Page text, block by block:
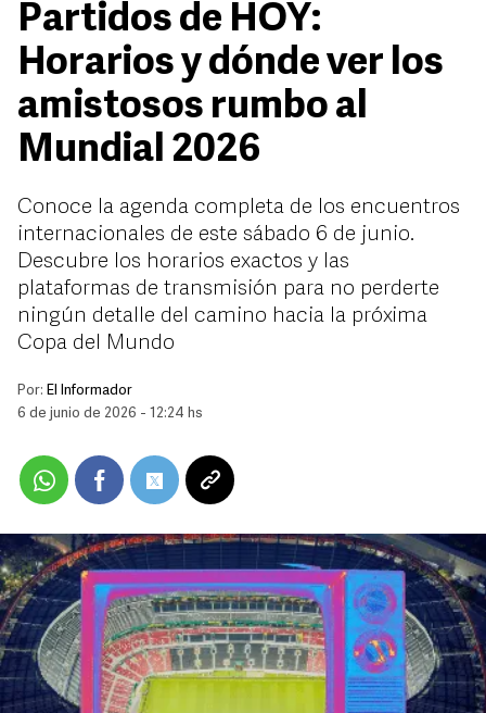
Partidos de HOY:
Horarios y dónde ver los
amistosos rumbo al
Mundial 2026
Conoce la agenda completa de los encuentros
internacionales de este sábado 6 de junio.
Descubre los horarios exactos y las
plataformas de transmisión para no perderte
ningún detalle del camino hacia la próxima
Copa del Mundo
Por: El Informador
6 de junio de 2026 - 12:24 hs